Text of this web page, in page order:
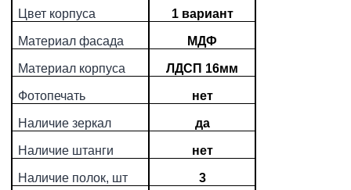
Цвет корпуса 1 вариант
Материал фасада МДФ
Материал корпуса ЛДСП 16мм
Фотопечать нет
Наличие зеркал да
Наличие штанги нет
Наличие полок, шт 3